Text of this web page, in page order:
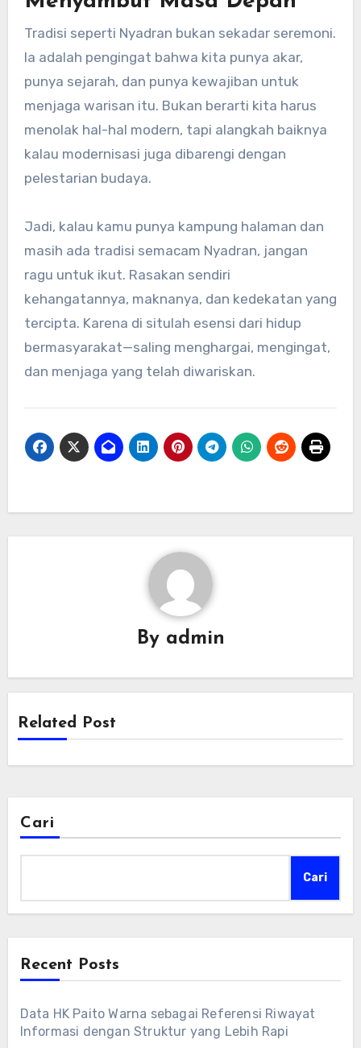
Tradisi seperti Nyadran bukan sekadar seremoni.
Ia adalah pengingat bahwa kita punya akar,
punya sejarah, dan punya kewajiban untuk
menjaga warisan itu. Bukan berarti kita harus
menolak hal-hal modern, tapi alangkah baiknya
kalau modernisasi juga dibarengi dengan
pelestarian budaya.
Jadi, kalau kamu punya kampung halaman dan
masih ada tradisi semacam Nyadran, jangan
ragu untuk ikut. Rasakan sendiri
kehangatannya, maknanya, dan kedekatan yang
tercipta. Karena di situlah esensi dari hidup
bermasyarakat—saling menghargai, mengingat,
dan menjaga yang telah diwariskan.
By admin
Related Post
Cari
Cari
Recent Posts
Data HK Paito Warna sebagai Referensi Riwayat
Informasi dengan Struktur yang Lebih Rapi